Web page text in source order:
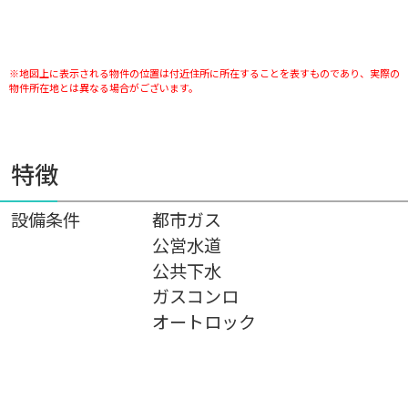
※地図上に表示される物件の位置は付近住所に所在することを表すものであり、実際の
物件所在地とは異なる場合がございます。
特徴
設備条件
都市ガス
公営水道
公共下水
ガスコンロ
オートロック